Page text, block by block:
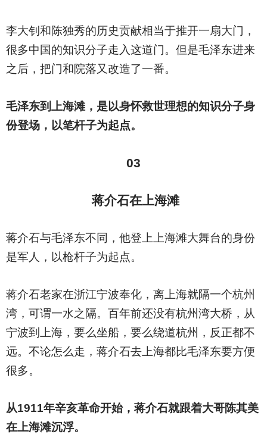
李大钊和陈独秀的历史贡献相当于推开一扇大门，
很多中国的知识分子走入这道门。但是毛泽东进来
之后，把门和院落又改造了一番。
毛泽东到上海滩，是以身怀救世理想的知识分子身
份登场，以笔杆子为起点。
03
蒋介石在上海滩
蒋介石与毛泽东不同，他登上上海滩大舞台的身份
是军人，以枪杆子为起点。
蒋介石老家在浙江宁波奉化，离上海就隔一个杭州
湾，可谓一水之隔。百年前还没有杭州湾大桥，从
宁波到上海，要么坐船，要么绕道杭州，反正都不
远。不论怎么走，蒋介石去上海都比毛泽东要方便
很多。
从1911年辛亥革命开始，蒋介石就跟着大哥陈其美
在上海滩沉浮。